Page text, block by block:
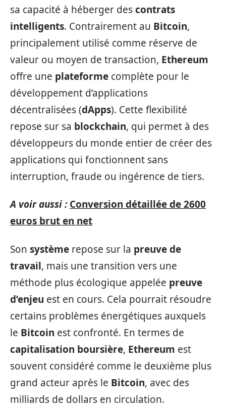
sa capacité à héberger descontrats
intelligents. Contrairement au Bitcoin,
principalement utilisé comme réserve de
valeur ou moyen de transaction, Ethereum
offre une plateforme complète pour le
développement d’applications
décentralisées (dApps). Cette flexibilité
repose sur sa blockchain, qui permet à des
développeurs du monde entier de créer des
applications qui fonctionnent sans
interruption, fraude ou ingérence de tiers.
A voir aussi : Conversion détaillée de 2600
euros brut en net
Son système repose sur la preuve de
travail, mais une transition vers une
méthode plus écologique appelée preuve
d’enjeu est en cours. Cela pourrait résoudre
certains problèmes énergétiques auxquels
le Bitcoin est confronté. En termes de
capitalisation boursière, Ethereum est
souvent considéré comme le deuxième plus
grand acteur après le Bitcoin, avec des
milliards de dollars en circulation.